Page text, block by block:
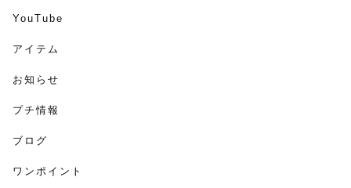
YouTube
アイテム
お知らせ
プチ情報
ブログ
ワンポイント